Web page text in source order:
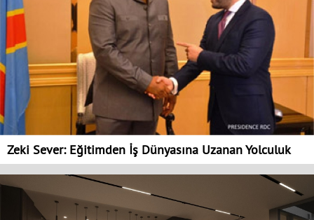
Zeki Sever: Eğitimden İş Dünyasına Uzanan Yolculuk